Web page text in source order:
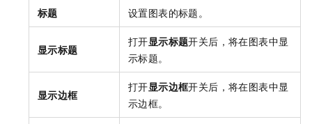
标题 设置图表的标题。
显示标题
打开显示标题开关后，将在图表中显
示标题。
显示边框
打开显示边框开关后，将在图表中显
示边框。